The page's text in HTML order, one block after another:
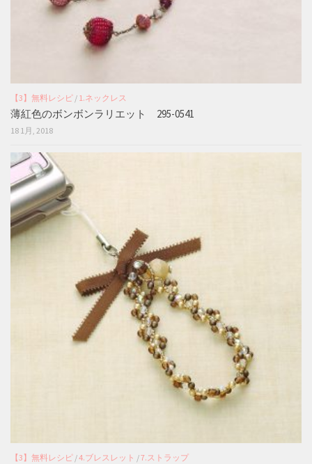
【3】無料レシピ / 1.ネックレス
薄紅色のボンボンラリエット 295-0541
18 1月, 2018
【3】無料レシピ /4.ブレスレット /7.ストラップ